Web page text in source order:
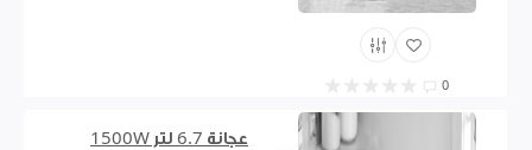
0
عجانة 6.7 لتر 1500W